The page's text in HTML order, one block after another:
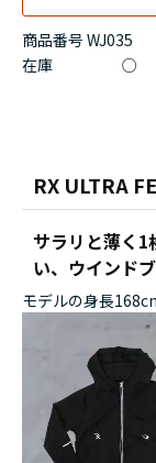
商品番号 WJ035
在庫 ○
RX ULTRA
サラリと薄く
い、ウインド
モデルの身長